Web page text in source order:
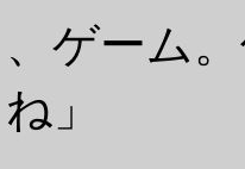
ゲーム
」